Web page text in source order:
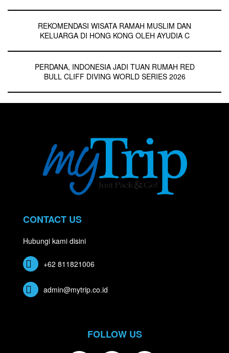
REKOMENDASI WISATA RAMAH MUSLIM DAN
KELUARGA DI HONG KONG OLEH AYUDIA C
PERDANA, INDONESIA JADI TUAN RUMAH RED
BULL CLIFF DIVING WORLD SERIES 2026
CONTACT US
Hubungi kami disini
+62 811821006
admin@mytrip.co.id
FOLLOW US